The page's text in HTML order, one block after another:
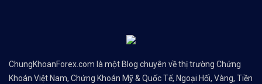
ChungKhoanForex.com là một Blog chuyên về thị trường Chứng
Khoán Việt Nam, Chứng Khoán Mỹ & Quốc Tế, Ngoại Hối, Vàng, Tiền